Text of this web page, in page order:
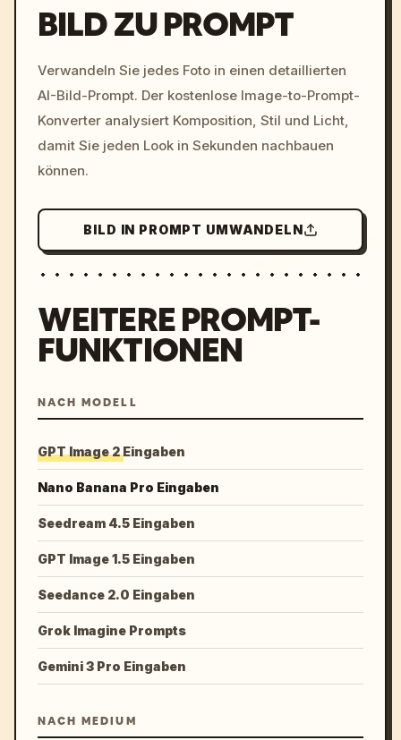
c, cyberpunk sunset, neon
colors, 8k --v 6.0
BILD ZU PROMPT
Verwandeln Sie jedes Foto in einen detaillierten
AI-Bild-Prompt. Der kostenlose Image-to-Prompt-
Konverter analysiert Komposition, Stil und Licht,
damit Sie jeden Look in Sekunden nachbauen
können.
BILD IN PROMPT UMWANDELN
WEITERE PROMPT-
FUNKTIONEN
NACH MODELL
GPT Image 2 Eingaben
Nano Banana Pro Eingaben
Seedream 4.5 Eingaben
GPT Image 1.5 Eingaben
Seedance 2.0 Eingaben
Grok Imagine Prompts
Gemini 3 Pro Eingaben
NACH MEDIUM